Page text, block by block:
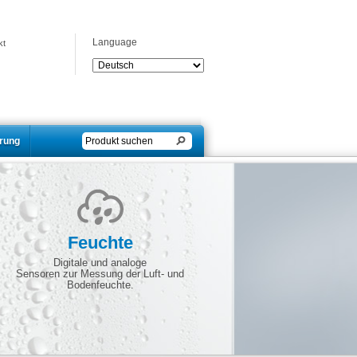
Language
Feuchte
Digitale und analoge
Sensoren zur Messung der Luft- und
Bodenfeuchte.